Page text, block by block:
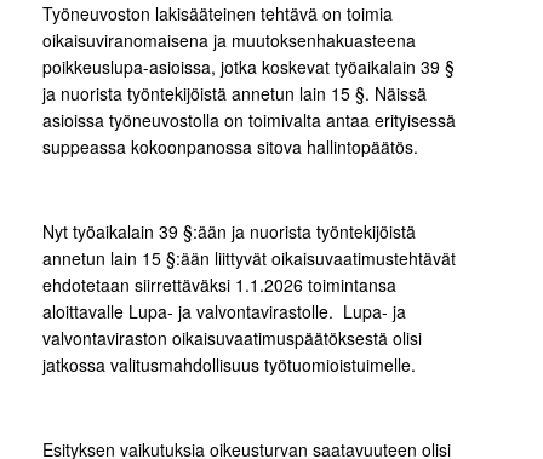
Työneuvoston lakisääteinen tehtävä on toimia
oikaisuviranomaisena ja muutoksenhakuasteena
poikkeuslupa-asioissa, jotka koskevat työaikalain 39 §
ja nuorista työntekijöistä annetun lain 15 §. Näissä
asioissa työneuvostolla on toimivalta antaa erityisessä
suppeassa kokoonpanossa sitova hallintopäätös.
Nyt työaikalain 39 §:ään ja nuorista työntekijöistä
annetun lain 15 §:ään liittyvät oikaisuvaatimustehtävät
ehdotetaan siirrettäväksi 1.1.2026 toimintansa
aloittavalle Lupa- ja valvontavirastolle. Lupa- ja
valvontaviraston oikaisuvaatimuspäätöksestä olisi
jatkossa valitusmahdollisuus työtuomioistuimelle.
Esityksen vaikutuksia oikeusturvan saatavuuteen olisi